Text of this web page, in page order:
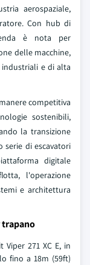
aerospaziale,
Con hub di
è nota per
delle macchine,
e di alta
competitiva
sostenibili,
la transizione
serie di escavatori
digitale
l'operazione
e architettura
trapano
271 XC E, in
fino a 18m (59ft)